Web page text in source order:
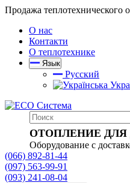
Продажа теплотехнического
О нас
Контакти
О теплотехнике
Язык
Русский
ОТОПЛЕНИЕ
Оборудование с
(066) 892-81-44
(097) 563-99-91
(093) 241-08-04